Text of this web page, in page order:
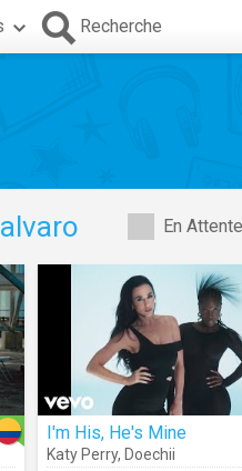
Recherche
En
I'm His, He's Mine
Katy Perry, Doechii